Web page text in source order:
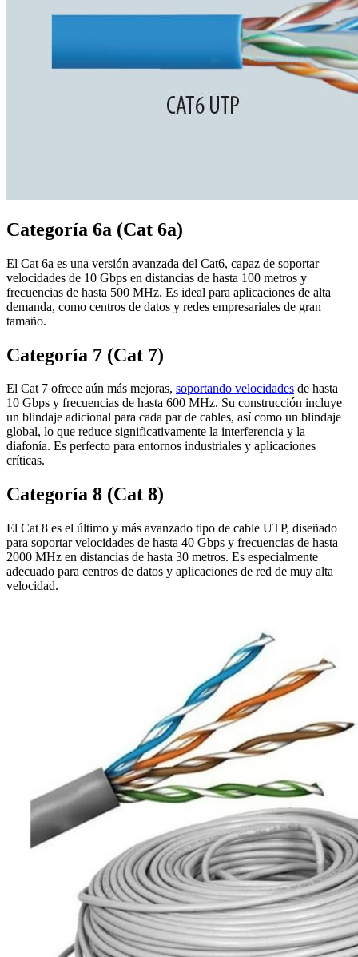
Categoría 6a (Cat 6a)
El Cat 6a es una versión avanzada del Cat6, capaz de soportar
velocidades de 10 Gbps en distancias de hasta 100 metros y
frecuencias de hasta 500 MHz. Es ideal para aplicaciones de alta
demanda, como centros de datos y redes empresariales de gran
tamaño.
Categoría 7 (Cat 7)
El Cat 7 ofrece aún más mejoras, soportando velocidades de hasta
10 Gbps y frecuencias de hasta 600 MHz. Su construcción incluye
un blindaje adicional para cada par de cables, así como un blindaje
global, lo que reduce significativamente la interferencia y la
diafonía. Es perfecto para entornos industriales y aplicaciones
críticas.
Categoría 8 (Cat 8)
El Cat 8 es el último y más avanzado tipo de cable UTP, diseñado
para soportar velocidades de hasta 40 Gbps y frecuencias de hasta
2000 MHz en distancias de hasta 30 metros. Es especialmente
adecuado para centros de datos y aplicaciones de red de muy alta
velocidad.